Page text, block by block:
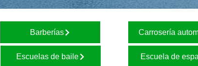
Barberías
Escuelas de baile
Carrosería
Escuela de